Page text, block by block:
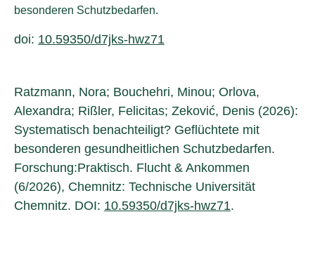
besonderen Schutzbedarfen.
doi: 10.59350/d7jks-hwz71
Ratzmann, Nora; Bouchehri, Minou; Orlova,
Alexandra; Rißler, Felicitas; Zeković, Denis (2026):
Systematisch benachteiligt? Geflüchtete mit
besonderen gesundheitlichen Schutzbedarfen.
Forschung:Praktisch. Flucht & Ankommen
(6/2026), Chemnitz: Technische Universität
Chemnitz. DOI: 10.59350/d7jks-hwz71.